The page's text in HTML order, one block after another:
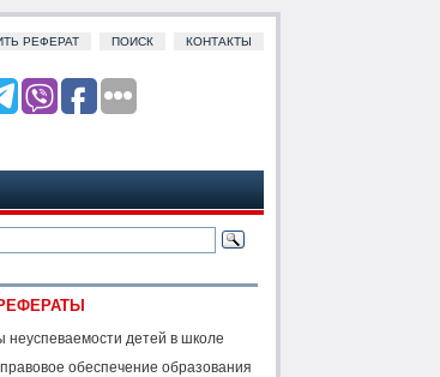
РЕФЕРАТ ПОИСК КОНТАКТЫ
детей в школе
обеспечение образования